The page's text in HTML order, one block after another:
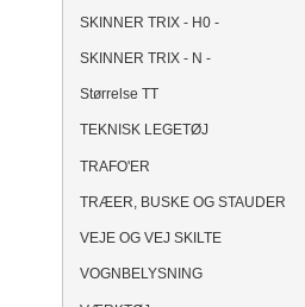
SKINNER TRIX - H0 -
SKINNER TRIX - N -
Størrelse TT
TEKNISK LEGETØJ
TRAFO'ER
TRÆER, BUSKE OG STAUDER
VEJE OG VEJ SKILTE
VOGNBELYSNING